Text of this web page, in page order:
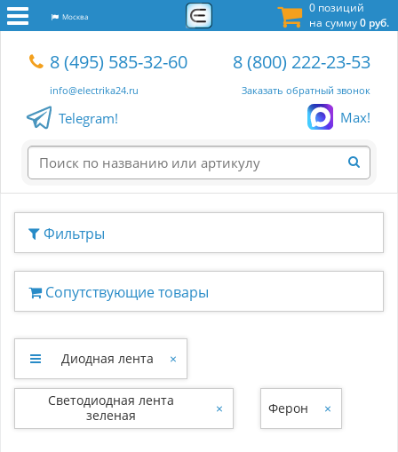
0 позиций
на сумму0 руб.
Москва
8 (495) 585-32-60
info@electrika24.ru
8 (800) 222-23-53
Заказать обратный звонок
Telegram! Max!
Фильтры
Сопутствующие товары
Диодная лента ×
Светодиодная лента
зеленая
× Ферон ×